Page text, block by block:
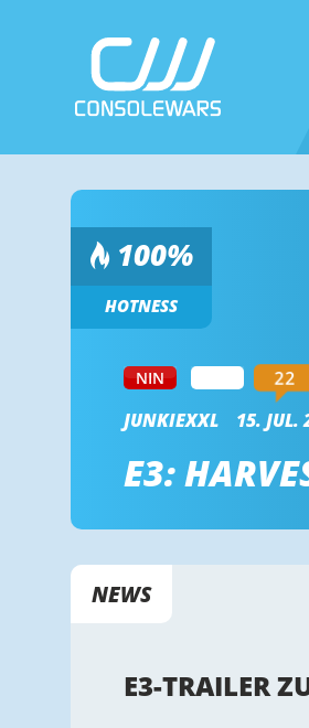
100%
HOTNESS
NIN 22
JUNKIEXXL 15. JUL.
E3:
NEWS
E3-TRAILER